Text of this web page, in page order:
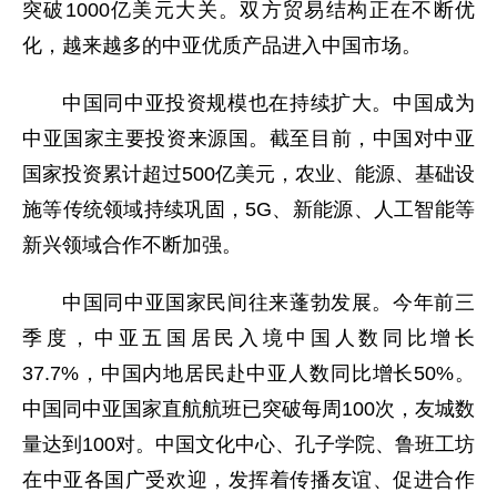
突破1000亿美元大关。双方贸易结构正在不断优
化，越来越多的中亚优质产品进入中国市场。
中国同中亚投资规模也在持续扩大。中国成为
中亚国家主要投资来源国。截至目前，中国对中亚
国家投资累计超过500亿美元，农业、能源、基础设
施等传统领域持续巩固，5G、新能源、人工智能等
新兴领域合作不断加强。
中国同中亚国家民间往来蓬勃发展。今年前三
季度，中亚五国居民入境中国人数同比增长
37.7%，中国内地居民赴中亚人数同比增长50%。
中国同中亚国家直航航班已突破每周100次，友城数
量达到100对。中国文化中心、孔子学院、鲁班工坊
在中亚各国广受欢迎，发挥着传播友谊、促进合作